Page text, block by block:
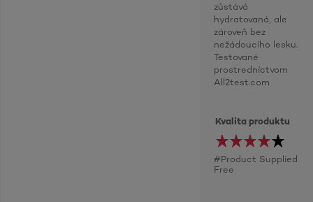
zůstává
hydratovaná, ale
zároveň bez
nežádoucího lesku.
Testované
prostredníctvom
All2test.com
Kvalita produktu
#Product Supplied
Free